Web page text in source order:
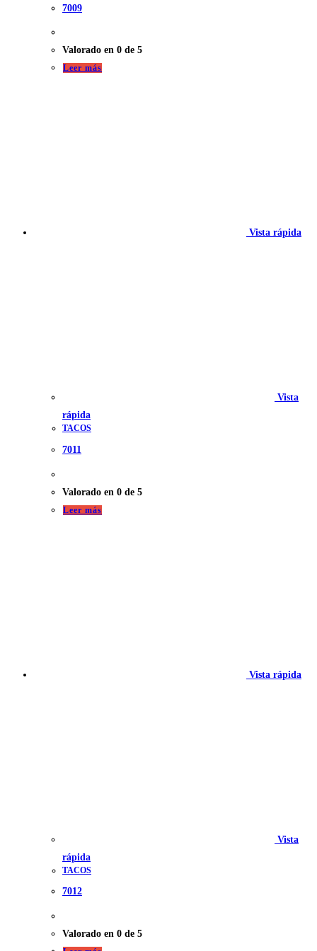
7009
Valorado en 0 de 5
Leer más
Vista rápida
Vista
rápida
TACOS
7011
Valorado en 0 de 5
Leer más
Vista rápida
Vista
rápida
TACOS
7012
Valorado en 0 de 5